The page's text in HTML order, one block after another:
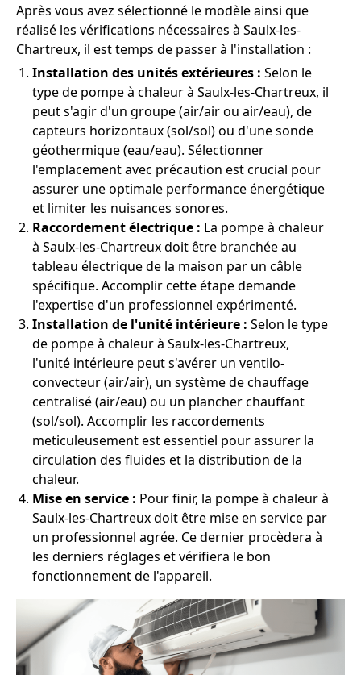
Après vous avez sélectionné le modèle ainsi que
réalisé les vérifications nécessaires à Saulx-les-
Chartreux, il est temps de passer à l'installation :
Installation des unités extérieures : Selon le
type de pompe à chaleur à Saulx-les-Chartreux, il
peut s'agir d'un groupe (air/air ou air/eau), de
capteurs horizontaux (sol/sol) ou d'une sonde
géothermique (eau/eau). Sélectionner
l'emplacement avec précaution est crucial pour
assurer une optimale performance énergétique
et limiter les nuisances sonores.
Raccordement électrique : La pompe à chaleur
à Saulx-les-Chartreux doit être branchée au
tableau électrique de la maison par un câble
spécifique. Accomplir cette étape demande
l'expertise d'un professionnel expérimenté.
Installation de l'unité intérieure : Selon le type
de pompe à chaleur à Saulx-les-Chartreux,
l'unité intérieure peut s'avérer un ventilo-
convecteur (air/air), un système de chauffage
centralisé (air/eau) ou un plancher chauffant
(sol/sol). Accomplir les raccordements
meticuleusement est essentiel pour assurer la
circulation des fluides et la distribution de la
chaleur.
Mise en service : Pour finir, la pompe à chaleur à
Saulx-les-Chartreux doit être mise en service par
un professionnel agrée. Ce dernier procèdera à
les derniers réglages et vérifiera le bon
fonctionnement de l'appareil.